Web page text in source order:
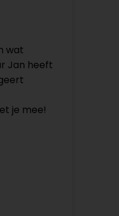
wat
Jan heeft
je mee!